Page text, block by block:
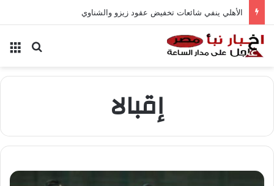
الأهلي ينفي شائعات تخفيض عقود زيزو والشناوي
بحث
إقبالا